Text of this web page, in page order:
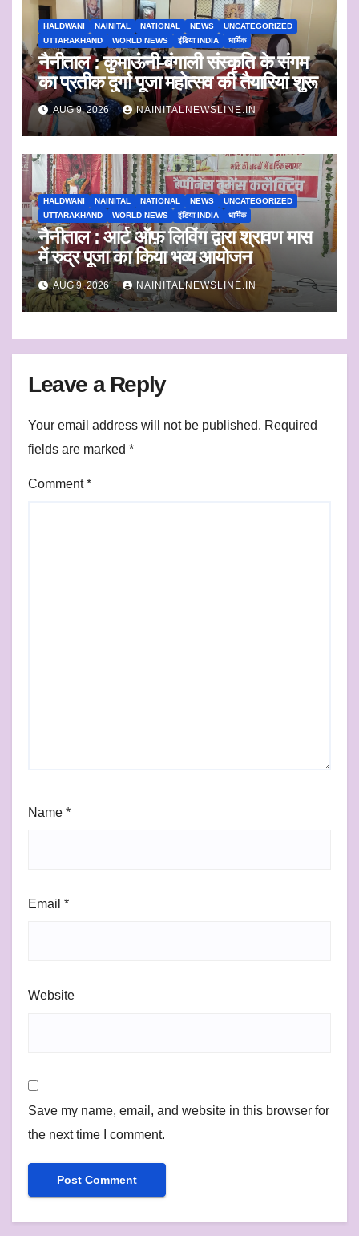
HALDWANI NAINITAL NATIONAL NEWS
UNCATEGORIZED
UTTARAKHAND
WORLD NEWS इंडिया INDIA धार्मिक
नैनीताल : कुमाऊंनी-बंगाली संस्कृति के संगम
का प्रतीक दुर्गा पूजा महोत्सव की तैयारियां शुरू
AUG 9, 2026 NAINITALNEWSLINE.IN
HALDWANI NAINITAL NATIONAL NEWS
UNCATEGORIZED
UTTARAKHAND
WORLD NEWS इंडिया INDIA धार्मिक
नैनीताल : आर्ट ऑफ़ लिविंग द्वारा श्रावण मास
में रुद्र पूजा का किया भव्य आयोजन
AUG 9, 2026 NAINITALNEWSLINE.IN
Leave a Reply
Your email address will not be published. Required
fields are marked *
Comment*
Name *
Email *
Website
Save my name, email, and website in this browser for
the next time I comment.